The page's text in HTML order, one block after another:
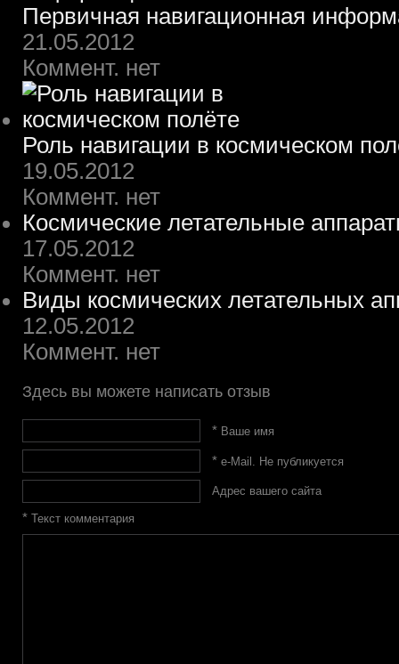
Первичная навигационная
21.05.2012
Коммент. нет
Роль навигации в космическом
19.05.2012
Коммент. нет
Космические летательные
17.05.2012
Коммент. нет
Виды космических летательных
12.05.2012
Коммент. нет
Здесь вы можете написать отзыв
*Ваше имя
*e-Mail. Не публикуется
Адрес вашего сайта
* Текст комментария